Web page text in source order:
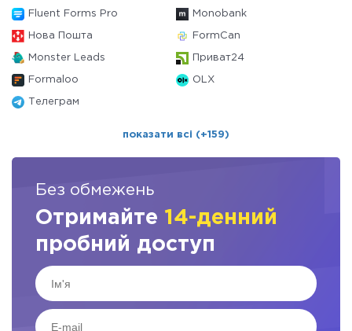
Fluent Forms Pro Monobank
Нова Пошта FormCan
Monster Leads Приват24
Formaloo OLX
Телеграм
показати всі (+159)
Без обмежень
Отримайте 14-денний
пробний доступ